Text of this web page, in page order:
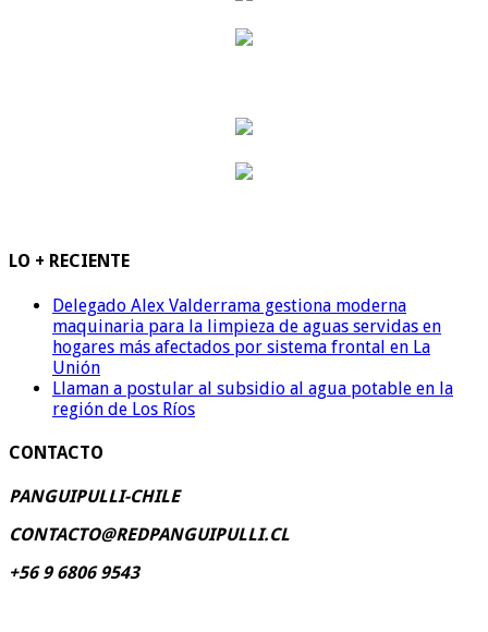
LO + RECIENTE
Delegado Alex Valderrama gestiona moderna
maquinaria para la limpieza de aguas servidas en
hogares más afectados por sistema frontal en La
Unión
Llaman a postular al subsidio al agua potable en la
región de Los Ríos
CONTACTO
PANGUIPULLI-CHILE
CONTACTO@REDPANGUIPULLI.CL
+56 9 6806 9543